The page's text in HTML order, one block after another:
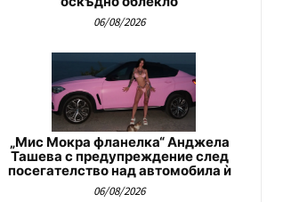
06/08/2026
„Мис Мокра фланелка“ Анджела
Ташева с предупреждение след
посегателство над автомобила ѝ
06/08/2026